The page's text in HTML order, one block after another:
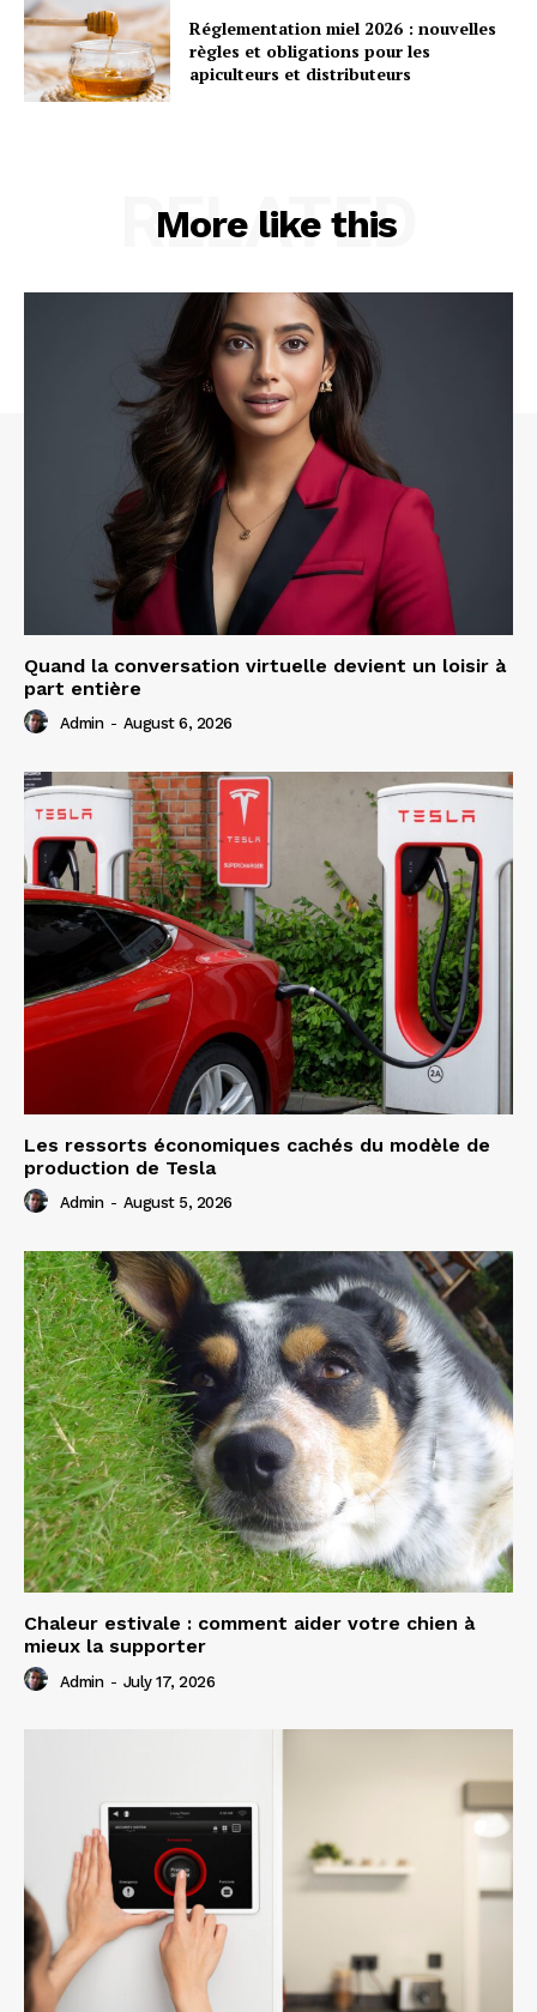
Réglementation miel 2026 : nouvelles
règles et obligations pour les
apiculteurs et distributeurs
More like this
RELATED
Quand la conversation virtuelle devient un loisir à
part entière
Admin - August 6, 2026
Les ressorts économiques cachés du modèle de
production de Tesla
Admin - August 5, 2026
Chaleur estivale : comment aider votre chien à
mieux la supporter
Admin - July 17, 2026